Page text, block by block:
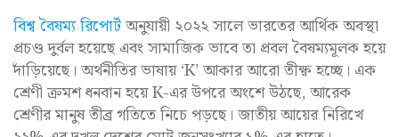
বিশ্ব বৈষম্য রিপোর্টঅনুযায়ী ২০২২ সালে ভারতের আর্থিক অবস্থা
প্রচণ্ড দুর্বল হয়েছে এবং সামাজিক ভাবে তা প্রবল বৈষম্যমূলক হয়ে
দাঁড়িয়েছে। অর্থনীতির ভাষায় ‘K’ আকার আরো তীক্ষ্ণ হচ্ছে। এক
শ্রেণী ক্রমশ ধনবান হয়ে K-এর উপরে অংশে উঠছে, আরেক
শ্রেণীর মানুষ তীব্র গতিতে নিচে পড়ছে। জাতীয় আয়ের নিরিখে